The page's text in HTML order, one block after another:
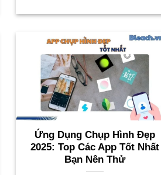
Ứng Dụng Chụp Hình Đẹp
2025: Top Các App Tốt Nhất
Bạn Nên Thử